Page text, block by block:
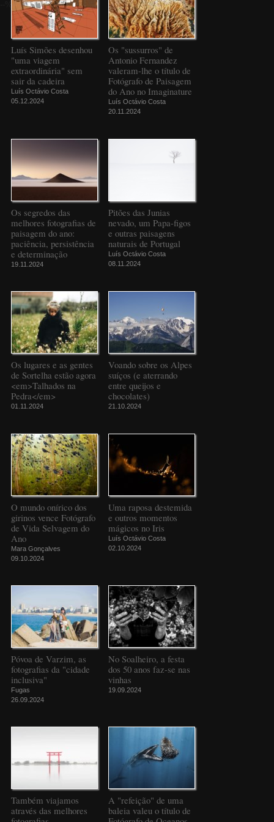
Luís Simões desenhou
"uma viagem
extraordinária" sem
sair da cadeira
Luís Octávio Costa
05.12.2024
Os "sussurros" de
Antonio Fernandez
valeram-lhe o título de
Fotógrafo de Paisagem
do Ano no Imaginature
Luís Octávio Costa
20.11.2024
Os segredos das
melhores fotografias de
paisagem do ano:
paciência, persistência
e determinação
19.11.2024
Pitões das Junias
nevado, um Papa-figos
e outras paisagens
naturais de Portugal
Luís Octávio Costa
08.11.2024
Os lugares e as gentes
de Sortelha estão agora
<em>Talhados na
Pedra</em>
01.11.2024
Voando sobre os Alpes
suíços (e aterrando
entre queijos e
chocolates)
21.10.2024
O mundo onírico dos
girinos vence Fotógrafo
de Vida Selvagem do
Ano
Mara Gonçalves
09.10.2024
Uma raposa destemida
e outros momentos
mágicos no Iris
Luís Octávio Costa
02.10.2024
Póvoa de Varzim, as
fotografias da "cidade
inclusiva"
Fugas
26.09.2024
No Soalheiro, a festa
dos 50 anos faz-se nas
vinhas
19.09.2024
Também viajamos
através das melhores
A "refeição" de uma
baleia valeu o título de
--%>